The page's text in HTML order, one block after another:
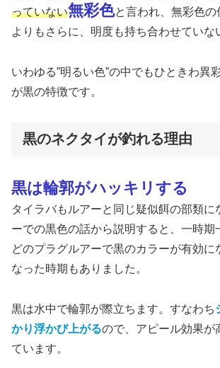
っていない無彩色と言われ、無彩色
よりもさらに、明度も持ち合わせていな
いわゆる”明るい色”の中でもひときわ異
が黒の特徴です。
黒のネクタイが釣れる理由
黒は輪郭がハッキリする
タイラバもルアーと同じ疑似餌の部類に
ーでの黒色の話から説明すると、一時期
どのプラグルアーで黒のカラーが有効に
なった時期もありました。
黒は水中で輪郭が際立ちます。すなわち
かり浮かび上がるので、アピール効果が
ています。